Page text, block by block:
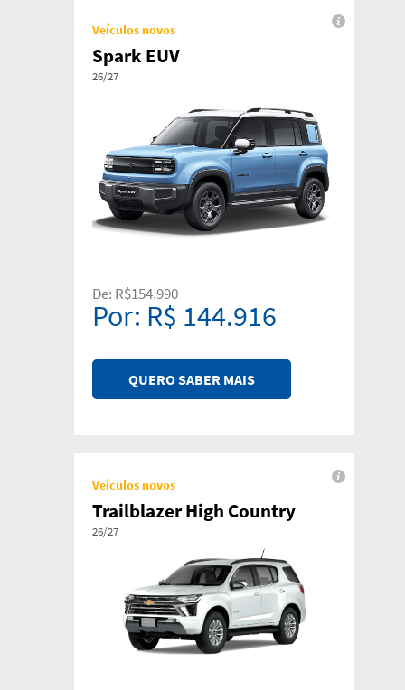
Veículos novos
Spark EUV
26/27
De: R$154.990
Por: R$ 144.916
QUERO SABER MAIS
Veículos novos
Trailblazer High Country
26/27